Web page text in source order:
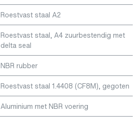
Roestvast staal A2
Roestvast staal, A4 zuurbestendig met
delta seal
NBR rubber
Roestvast staal 1.4408 (CF8M), gegoten
Aluminium met NBR voering